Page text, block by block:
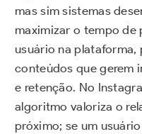
mas sim sistemas
maximizar o tempo de
usuário na plataforma,
conteúdos que gerem
e retenção. No
algoritmo valoriza o
próximo; se um